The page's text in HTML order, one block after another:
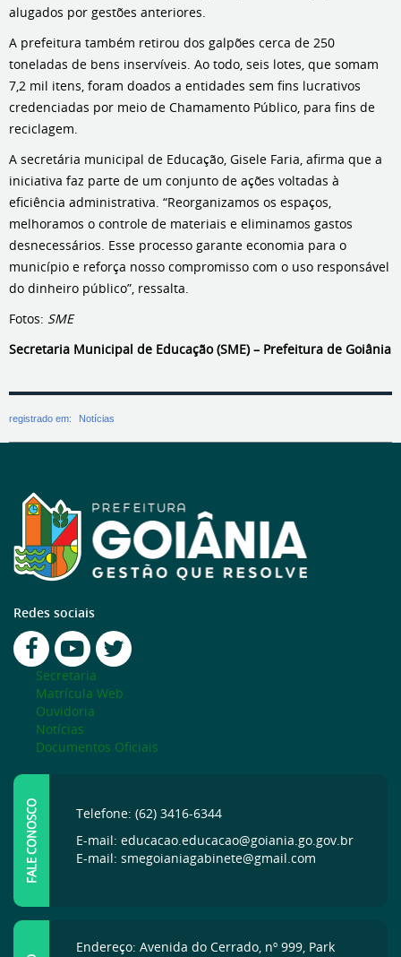
alugados por gestões anteriores.
A prefeitura também retirou dos galpões cerca de 250
toneladas de bens inservíveis. Ao todo, seis lotes, que somam
7,2 mil itens, foram doados a entidades sem fins lucrativos
credenciadas por meio de Chamamento Público, para fins de
reciclagem.
A secretária municipal de Educação, Gisele Faria, afirma que a
iniciativa faz parte de um conjunto de ações voltadas à
eficiência administrativa. “Reorganizamos os espaços,
melhoramos o controle de materiais e eliminamos gastos
desnecessários. Esse processo garante economia para o
município e reforça nosso compromisso com o uso responsável
do dinheiro público”, ressalta.
Fotos: SME
Secretaria Municipal de Educação (SME) – Prefeitura de Goiânia
registrado em: Notícias
Redes sociais
Secretaria
Matrícula Web
Ouvidoria
Notícias
Documentos Oficiais
FALE CONOSCO
Telefone: (62) 3416-6344
E-mail: educacao.educacao@goiania.go.gov.br
E-mail: smegoianiagabinete@gmail.com
Endereço: Avenida do Cerrado, nº 999, Park